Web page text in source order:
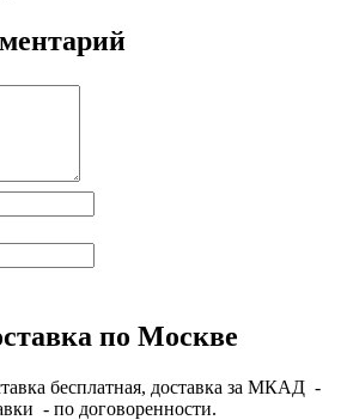
по Москве
бесплатная, доставка за МКАД -
- по договоренности.